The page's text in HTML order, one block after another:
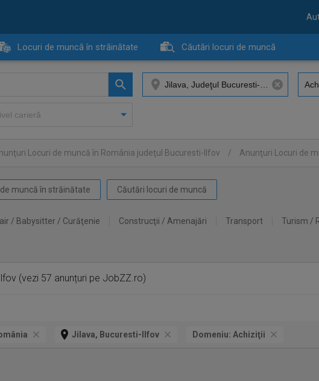
Locuri de muncă în străinătate Căutări locuri de muncă
Locuri de muncă în România judeţul Bucuresti-Ilfov / Anunţuri Locuri de
de muncă în străinătate Căutări locuri de muncă
/ Babysitter / Curăţenie Construcţii / Amenajări Transport Turism /
(vezi 57 anunțuri pe JobZZ.ro)
Jilava, Bucuresti-Ilfov Domeniu: Achiziţii